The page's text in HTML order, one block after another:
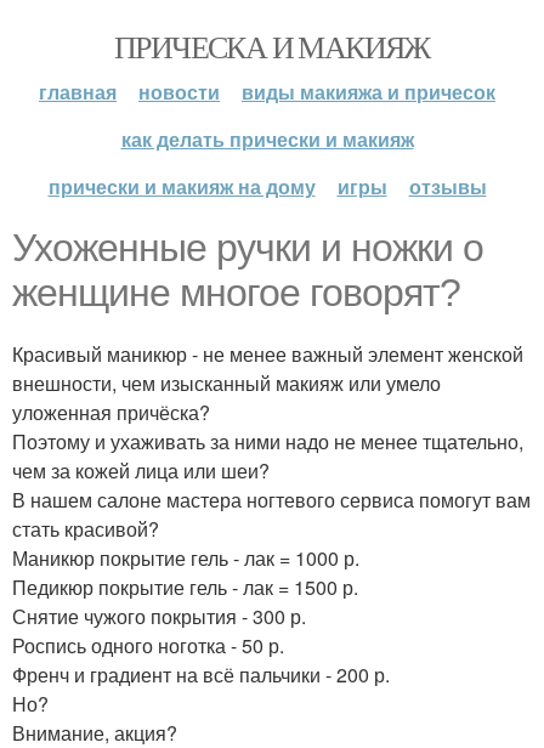
ПРИЧЕСКА И МАКИЯЖ
главная новости
виды макияжа и причесок
как делать прически и макияж
прически и макияж на дому
игры отзывы
Ухоженные ручки и ножки о
женщине многое говорят?
Красивый маникюр - не менее важный элемент женской
внешности, чем изысканный макияж или умело
уложенная причёска?
Поэтому и ухаживать за ними надо не менее тщательно,
чем за кожей лица или шеи?
В нашем салоне мастера ногтевого сервиса помогут вам
стать красивой?
Маникюр покрытие гель - лак = 1000 р.
Педикюр покрытие гель - лак = 1500 р.
Снятие чужого покрытия - 300 р.
Роспись одного ноготка - 50 р.
Френч и градиент на всё пальчики - 200 р.
Но?
Внимание, акция?